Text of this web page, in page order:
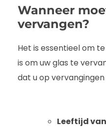
Wanneer
vervangen?
Het is essentieel om
is om uw glas te
dat u op
Leeftijd